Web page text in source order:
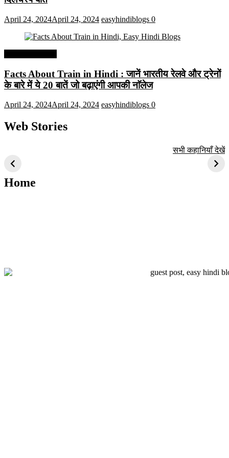
April 24, 2024April 24, 2024 easyhindiblogs 0
Facts About Train in Hindi : जानें भारतीय रेलवे और ट्रेनों
के बारे में ये 20 बातें जो बढ़ाएंगी आपकी नाॅलेज
April 24, 2024April 24, 2024 easyhindiblogs 0
Web Stories
तकनीक जो आपको
2024 के लिए सीखनी
चाहिए
ऐतिहासिक स्थान
सभी कहानियाँ देखें
Home